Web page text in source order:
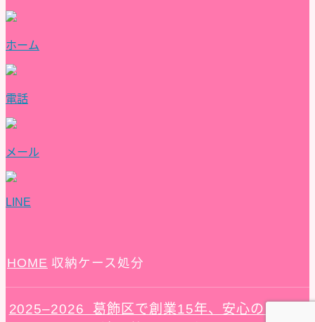
ご利用の流れ
ホーム
電話
メール
LINE
HOME 収納ケース処分
2025–2026 葛飾区で創業15年、安心の『さく